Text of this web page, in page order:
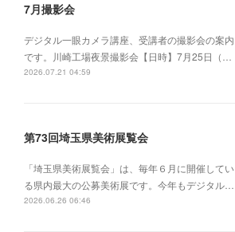
7月撮影会
デジタル一眼カメラ講座、受講者の撮影会の案内
です。川崎工場夜景撮影会【日時】7月25日（…
2026.07.21 04:59
第73回埼玉県美術展覧会
「埼玉県美術展覧会」は、毎年６月に開催してい
る県内最大の公募美術展です。今年もデジタル…
2026.06.26 06:46